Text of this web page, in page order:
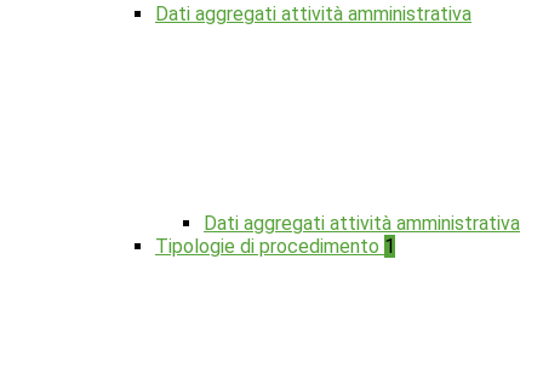
Dati aggregati attività amministrativa
Dati aggregati attività amministrativa
Tipologie di procedimento 1